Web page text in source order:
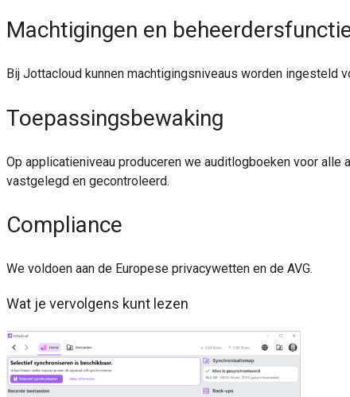
Machtigingen en
Bij Jottacloud kunnen machtigingsniveaus worden
Toepassingsbewaking
Op applicatieniveau produceren we auditlogboeken voor
vastgelegd en gecontroleerd.
Compliance
We voldoen aan de Europese privacywetten en de AVG.
Wat je vervolgens kunt lezen